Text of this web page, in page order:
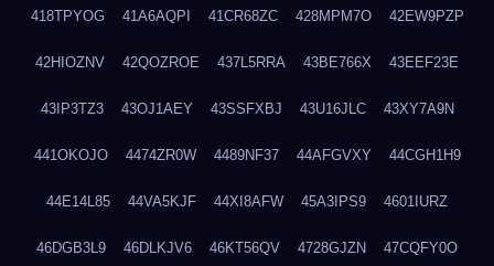
418TPYOG 41A6AQPI 41CR68ZC 428MPM7O 42EW9PZP
42HIOZNV 42QOZROE 437L5RRA 43BE766X 43EEF23E
43IP3TZ3 43OJ1AEY 43SSFXBJ 43U16JLC 43XY7A9N
441OKOJO 4474ZR0W 4489NF37 44AFGVXY 44CGH1H9
44E14L85 44VA5KJF 44XI8AFW 45A3IPS9 4601IURZ
46DGB3L9 46DLKJV6 46KT56QV 4728GJZN 47CQFY0O